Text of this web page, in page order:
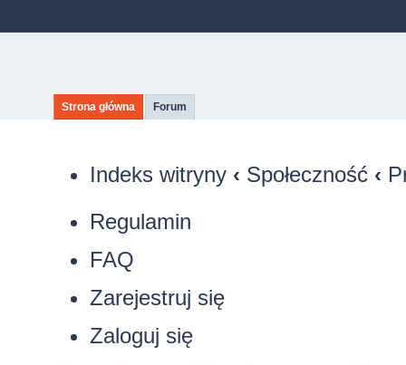
Strona główna Forum
Indeks witryny ‹ Społeczność ‹
Regulamin
FAQ
Zarejestruj się
Zaloguj się